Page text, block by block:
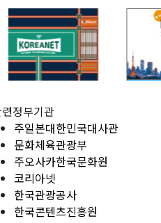
정부기관
주일본대한민국대사관
문화체육관광부
주오사카한국문화원
코리아넷
한국관광공사
한국콘텐츠진흥원